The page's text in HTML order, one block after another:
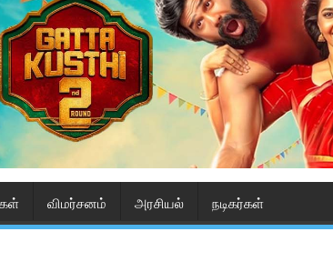
விமர்சனம் அரசியல் நடிகர்கள்